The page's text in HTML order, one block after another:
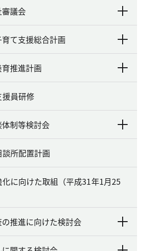
議会
て支援総合計画
推進計画
員研修
制等検討会
所配置計画
に向けた取組（平成31年1月25
推進に向けた検討会